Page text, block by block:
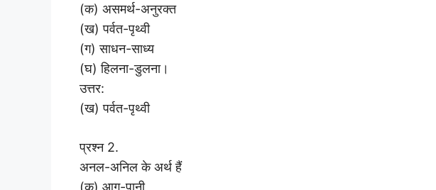
(क) असमर्थ-अनुरक्त
(ख) पर्वत-पृथ्वी
(ग) साधन-साध्य
(घ) हिलना-डुलना।
उत्तर:
(ख) पर्वत-पृथ्वी
प्रश्न 2.
अनल-अनिल के अर्थ हैं
(क) आग-पानी